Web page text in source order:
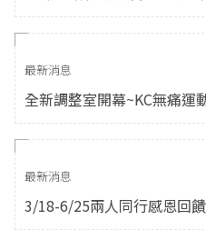
最新消息
全新調整室開幕~KC無痛
區全新為您服務
最新消息
3/18-6/25兩人同行感恩回
動按摩/完成活動後請預約